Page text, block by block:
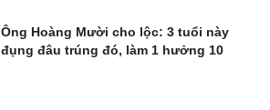
Ông Hoàng Mười cho lộc: 3 tuổi này
đụng đâu trúng đó, làm 1 hưởng 10